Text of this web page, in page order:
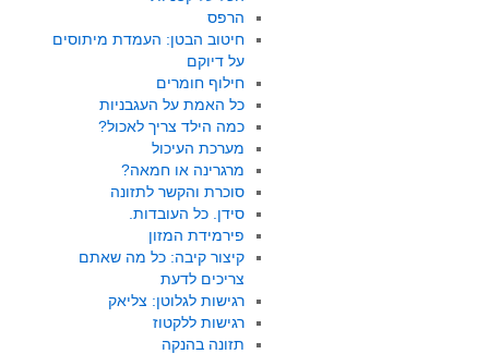
הרפס
חיטוב הבטן: העמדת מיתוסים
על דיוקם
חילוף חומרים
כל האמת על העגבניות
כמה הילד צריך לאכול?
מערכת העיכול
מרגרינה או חמאה?
סוכרת והקשר לתזונה
סידן. כל העובדות.
פירמידת המזון
קיצור קיבה: כל מה שאתם
צריכים לדעת
רגישות לגלוטן: צליאק
רגישות ללקטוז
תזונה בהנקה